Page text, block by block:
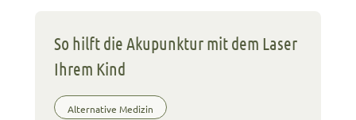
So hilft die Akupunktur mit dem Laser
Ihrem Kind
Alternative Medizin